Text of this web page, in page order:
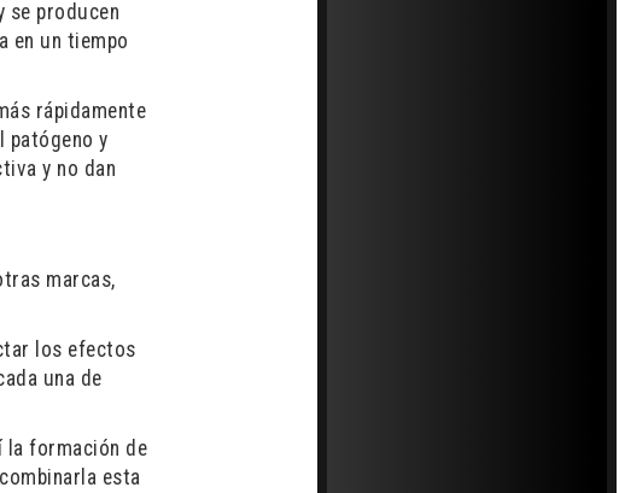
se producen
en un tiempo
rápidamente
patógeno y
y no dan
marcas,
los efectos
una de
la formación de
esta